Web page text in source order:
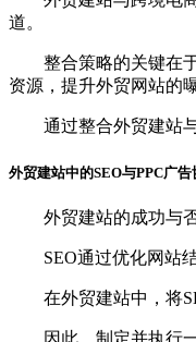
道。
整合策略的关键在于
资源，提升外贸网站的
通过整合外贸建站与
外贸建站中的SEO与PPC广
外贸建站的成功与否
SEO通过优化网站结
在外贸建站中，将
因此，制定并执行一